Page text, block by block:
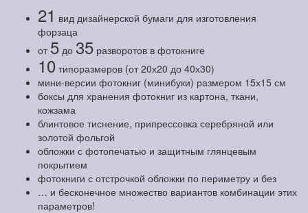
21 вид дизайнерской бумаги для изготовления
форзаца
от 5 до 35 разворотов в фотокниге
10 типоразмеров (от 20х20 до 40х30)
мини-версии фотокниг (минибуки) размером 15х15 см
боксы для хранения фотокниг из картона, ткани,
кожзама
блинтовое тиснение, припрессовка серебряной или
золотой фольгой
обложки с фотопечатью и защитным глянцевым
покрытием
фотокниги с отстрочкой обложки по периметру и без
… и бесконечное множество вариантов комбинации этих
параметров!